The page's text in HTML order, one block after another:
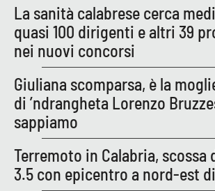
La sanità calabrese cerca
quasi 100 dirigenti e altri 39
nei nuovi concorsi
Giuliana scomparsa, è la
di ’ndrangheta Lorenzo
sappiamo
Terremoto in Calabria, scossa
3.5 con epicentro a nord-est